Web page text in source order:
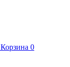
Корзина 0